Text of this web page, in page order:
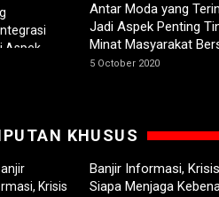
Antar Moda yang
Jadi Aspek Penting
Minat Masyarakat
5 October 2020
KHUSUS
Banjir Informasi,
Siapa Menjaga